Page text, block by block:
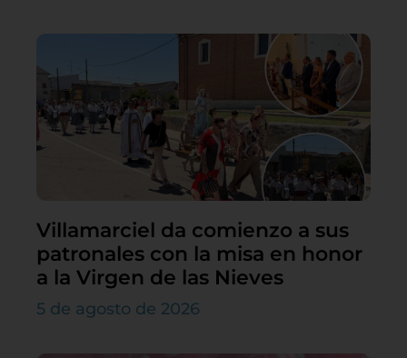
Villamarciel da comienzo a sus
patronales con la misa en honor
a la Virgen de las Nieves
5 de agosto de 2026